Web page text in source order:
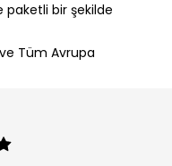
bir şekilde
Tüm Avrupa